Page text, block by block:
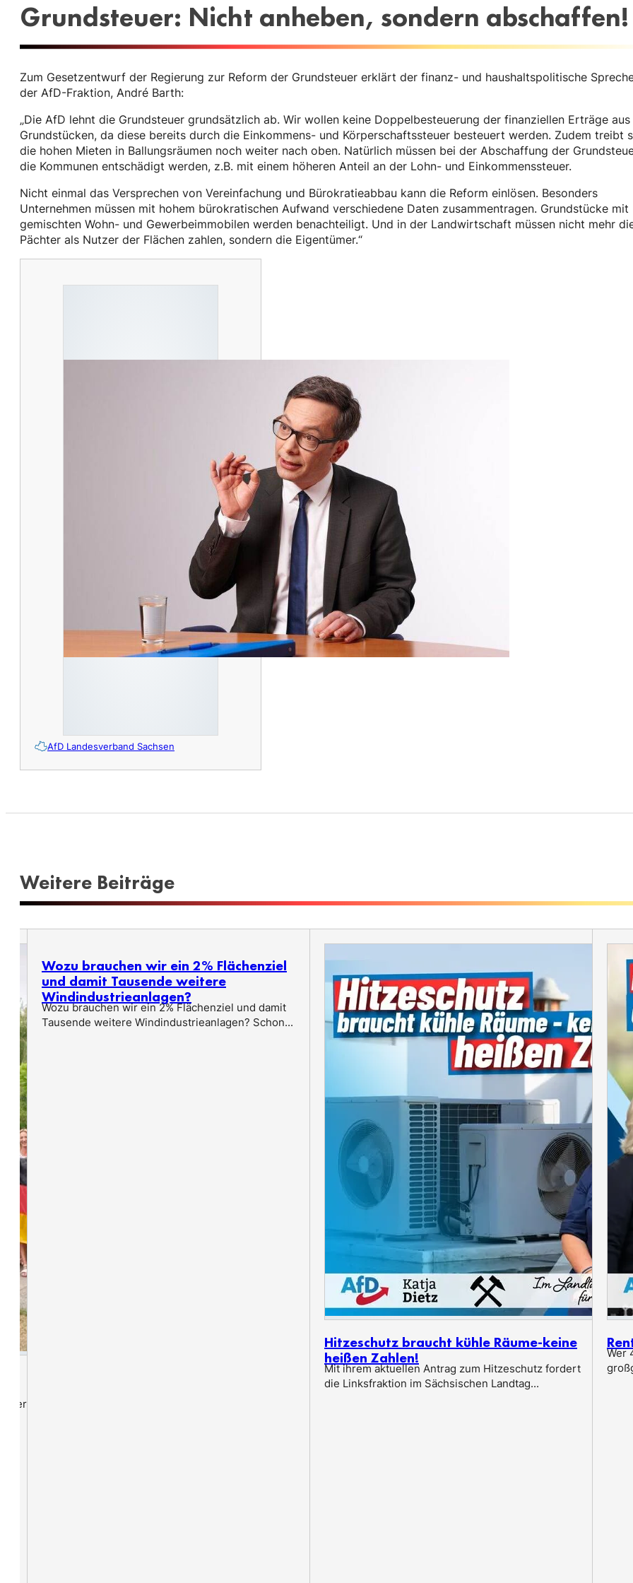
Grundsteuer: Nicht anheben, sondern abschaffen!
Zum Gesetzentwurf der Regierung zur Reform der Grundsteuer erklärt der finanz- und haushaltspolitische
der AfD-Fraktion, André Barth:
„Die AfD lehnt die Grundsteuer grundsätzlich ab. Wir wollen keine Doppelbesteuerung der finanziellen Erträge aus
Grundstücken, da diese bereits durch die Einkommens- und Körperschaftssteuer besteuert werden. Zudem treibt
die hohen Mieten in Ballungsräumen noch weiter nach oben. Natürlich müssen bei der Abschaffung der
die Kommunen entschädigt werden, z.B. mit einem höheren Anteil an der Lohn- und Einkommenssteuer.
Nicht einmal das Versprechen von Vereinfachung und Bürokratieabbau kann die Reform einlösen. Besonders
Unternehmen müssen mit hohem bürokratischen Aufwand verschiedene Daten zusammentragen. Grundstücke mit
gemischten Wohn- und Gewerbeimmobilen werden benachteiligt. Und in der Landwirtschaft müssen nicht mehr
Pächter als Nutzer der Flächen zahlen, sondern die Eigentümer.“
AfD Landesverband Sachsen
Weitere Beiträge
Wozu brauchen wir ein 2% Flächenziel
und damit Tausende weitere
Windindustrieanlagen?
Wozu brauchen wir ein 2% Flächenziel und damit
Tausende weitere Windindustrieanlagen? Schon...
Hitzeschutz braucht kühle Räume-keine
heißen Zahlen!
Mit ihrem aktuellen Antrag zum Hitzeschutz fordert
die Linksfraktion im Sächsischen Landtag...
Wer